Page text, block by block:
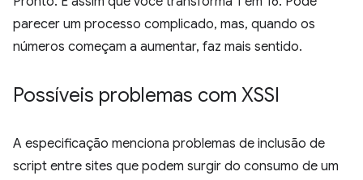
parecer um processo complicado, mas, quando os
números começam a aumentar, faz mais sentido.
Possíveis problemas com XSSI
A especificação menciona problemas de inclusão de
script entre sites que podem surgir do consumo de um